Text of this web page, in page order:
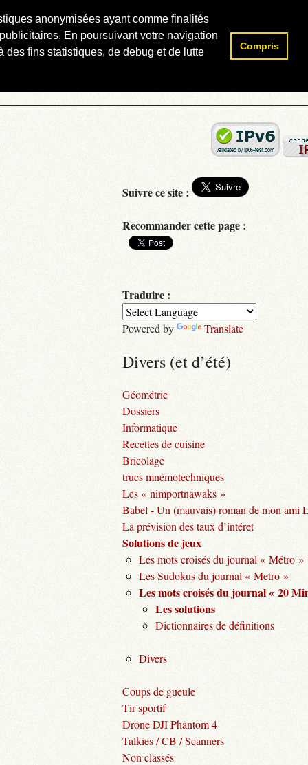
anonymisées ayant comme finalités
En poursuivant votre navigation
des fins statistiques, de debug et de lutte
Compris
Rechercher :
Suivre ce site :
Recommander cette page :
Traduire :
Powered by Translate
Divers (et d’été)
Géométrie
Dossiers
Informatique
Recettes de cuisine
Bricolage
trucs mnémotechniques
Les « nimportnawaks »
Babel - Un (mauvais) roman de mon ami
La prévision des taux d’intéret
Solutions de jeux
Les mots croisés du journal « Métro »
Les Sudokus du journal « Metro »
Les mots croisés du journal « 20
Les solutions
Dictionnaires de définitions
Divers
Coups de gueule
Tir sportif
Drone DJI Phantom 4
Talkies / CB / Scanners
Non classés